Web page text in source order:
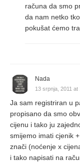
računa da smo
da nam netko
pokušat ćemo
Nada
13 srpnja, 2011 at
Ja sam registriran u
propisano da smo
cijenu i tako ju
smijemo imati cjenik
znači (noćenje x
i tako napisati na